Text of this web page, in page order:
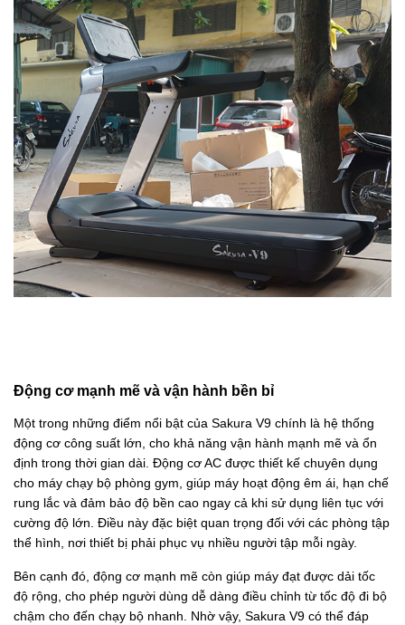
Động cơ mạnh mẽ và vận hành bền bỉ
Một trong những điểm nổi bật của Sakura V9 chính là hệ thống
động cơ công suất lớn, cho khả năng vận hành mạnh mẽ và ổn
định trong thời gian dài. Động cơ AC được thiết kế chuyên dụng
cho máy chạy bộ phòng gym, giúp máy hoạt động êm ái, hạn chế
rung lắc và đảm bảo độ bền cao ngay cả khi sử dụng liên tục với
cường độ lớn. Điều này đặc biệt quan trọng đối với các phòng tập
thể hình, nơi thiết bị phải phục vụ nhiều người tập mỗi ngày.
Bên cạnh đó, động cơ mạnh mẽ còn giúp máy đạt được dải tốc
độ rộng, cho phép người dùng dễ dàng điều chỉnh từ tốc độ đi bộ
chậm cho đến chạy bộ nhanh. Nhờ vậy, Sakura V9 có thể đáp